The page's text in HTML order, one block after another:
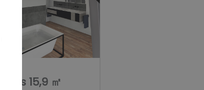
Luxus 15,9 ㎡